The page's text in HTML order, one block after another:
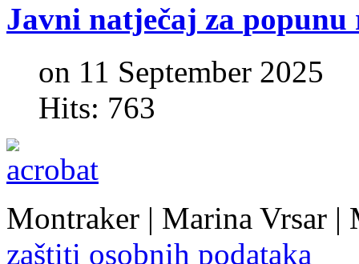
Javni natječaj za popunu
on 11 September 2025
Hits: 763
Montraker | Marina Vrsar |
zaštiti osobnih podataka